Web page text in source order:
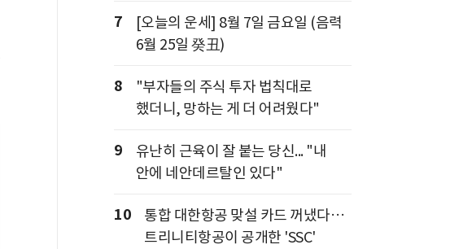
7
[오늘의 운세] 8월 7일 금요일 (음력
6월 25일 癸丑)
8
"부자들의 주식 투자 법칙대로
했더니, 망하는 게 더 어려웠다"
9
유난히 근육이 잘 붙는 당신... "내
안에 네안데르탈인 있다"
10
통합 대한항공 맞설 카드 꺼냈다…
트리니티항공이 공개한 'SSC'